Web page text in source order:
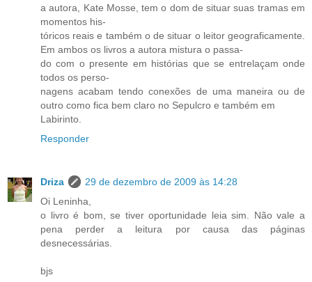
a autora, Kate Mosse, tem o dom de situar suas tramas em
momentos his-
tóricos reais e também o de situar o leitor geograficamente.
Em ambos os livros a autora mistura o passa-
do com o presente em histórias que se entrelaçam onde
todos os perso-
nagens acabam tendo conexões de uma maneira ou de
outro como fica bem claro no Sepulcro e também em
Labirinto.
Responder
Driza
29 de dezembro de 2009 às 14:28
Oi Leninha,
o livro é bom, se tiver oportunidade leia sim. Não vale a
pena perder a leitura por causa das páginas
desnecessárias.
bjs